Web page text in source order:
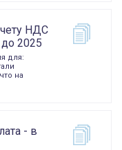
НДС
2025
для:
на
- в